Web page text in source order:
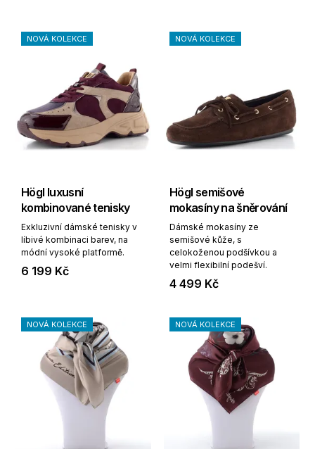
NOVÁ KOLEKCE
Högl luxusní
kombinované tenisky
Exkluzivní dámské tenisky v
líbivé kombinaci barev, na
módní vysoké platformě.
6 199 Kč
NOVÁ KOLEKCE
Högl semišové
mokasíny na šněrování
Dámské mokasíny ze
semišové kůže, s
celokoženou podšívkou a
velmi flexibilní podešví.
4 499 Kč
NOVÁ KOLEKCE NOVÁ KOLEKCE